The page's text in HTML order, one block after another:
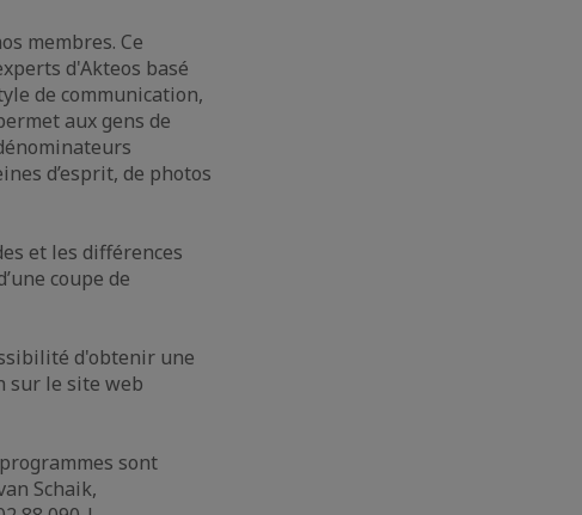
membres. Ce
d'Akteos basé
de communication,
aux gens de
d’esprit, de photos
et les différences
coupe de
d'obtenir une
sur le site web
sont
Schaik,